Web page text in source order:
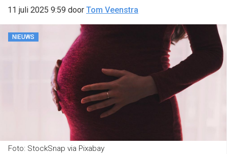
11 juli 2025 9:59 door Tom Veenstra
NIEUWS
Foto: StockSnap via Pixabay